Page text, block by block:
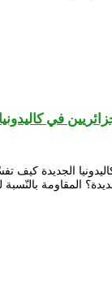
في
الجديدة
المقاومة بالنّسبة